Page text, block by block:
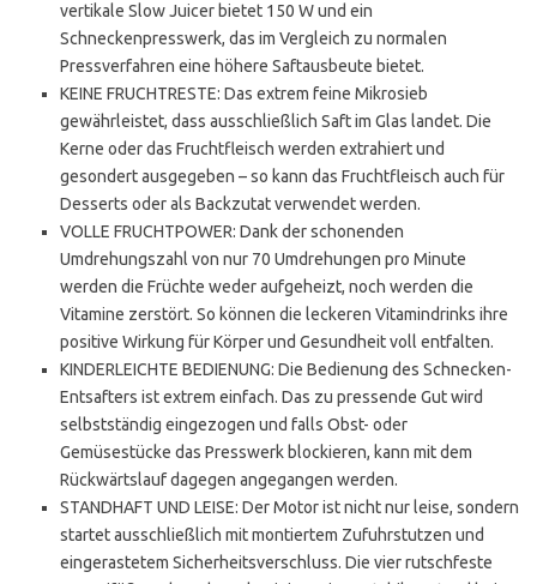
vertikale Slow Juicer bietet 150 W und ein
Schneckenpresswerk, das im Vergleich zu normalen
Pressverfahren eine höhere Saftausbeute bietet.
KEINE FRUCHTRESTE: Das extrem feine Mikrosieb
gewährleistet, dass ausschließlich Saft im Glas landet. Die
Kerne oder das Fruchtfleisch werden extrahiert und
gesondert ausgegeben – so kann das Fruchtfleisch auch für
Desserts oder als Backzutat verwendet werden.
VOLLE FRUCHTPOWER: Dank der schonenden
Umdrehungszahl von nur 70 Umdrehungen pro Minute
werden die Früchte weder aufgeheizt, noch werden die
Vitamine zerstört. So können die leckeren Vitamindrinks ihre
positive Wirkung für Körper und Gesundheit voll entfalten.
KINDERLEICHTE BEDIENUNG: Die Bedienung des Schnecken-
Entsafters ist extrem einfach. Das zu pressende Gut wird
selbstständig eingezogen und falls Obst- oder
Gemüsestücke das Presswerk blockieren, kann mit dem
Rückwärtslauf dagegen angegangen werden.
STANDHAFT UND LEISE: Der Motor ist nicht nur leise, sondern
startet ausschließlich mit montiertem Zufuhrstutzen und
eingerastetem Sicherheitsverschluss. Die vier rutschfeste